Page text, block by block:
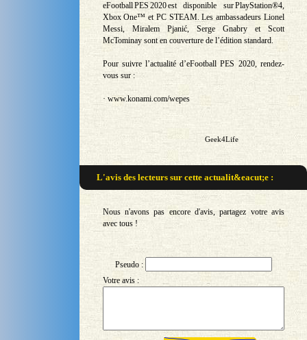
eFootball PES 2020 est disponible sur PlayStation®4,
Xbox One™ et PC STEAM. Les ambassadeurs Lionel
Messi, Miralem Pjanić, Serge Gnabry et Scott
McTominay sont en couverture de l’édition standard.
Pour suivre l’actualité d’eFootball PES 2020, rendez-
vous sur :
· www.konami.com/wepes
Geek4Life
L'avis des lecteurs surcette actualit&eacut;e :
Nous n'avons pas encore d'avis, partagez votre avis
avec tous !
Pseudo :
Votre avis :